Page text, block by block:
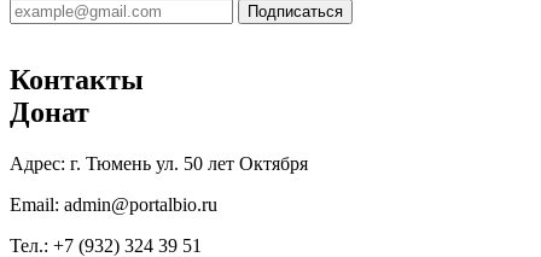
Подписаться
Контакты
Донат
Адрес: г. Тюмень ул. 50 лет Октября
Email: admin@portalbio.ru
Тел.: +7 (932) 324 39 51